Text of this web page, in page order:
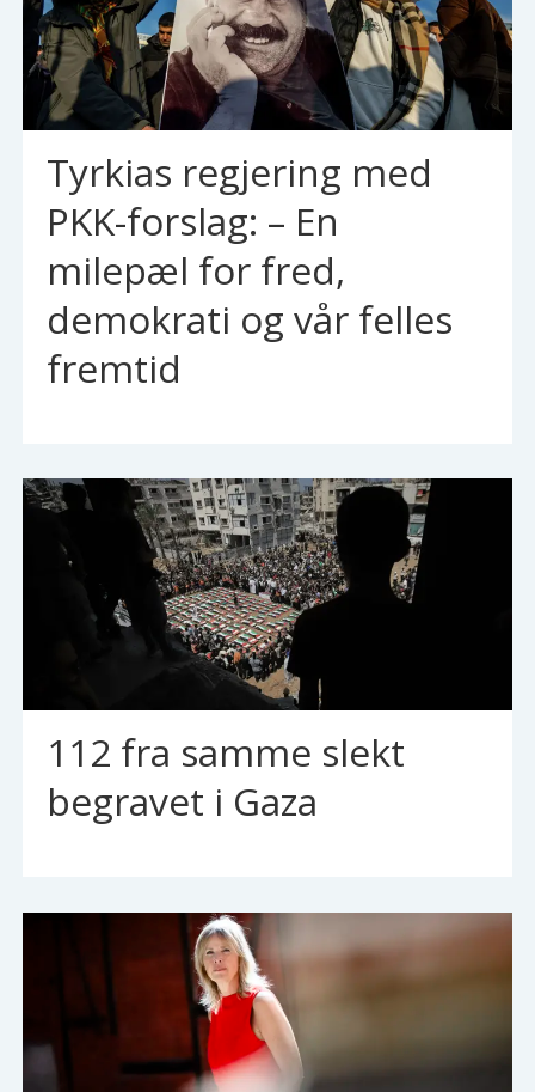
Tyrkias regjering med
PKK-forslag: – En
milepæl for fred,
demokrati og vår felles
fremtid
112 fra samme slekt
begravet i Gaza